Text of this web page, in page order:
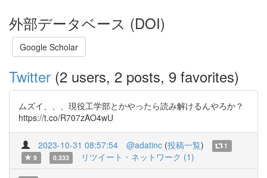
外部データベース (DOI)
Google Scholar
Twitter (2 users, 2 posts, 9 favorites)
ムズイ、、、現役工学部とかやったら読み解けるんやろか？
https://t.co/R707zAO4wU
2023-10-31 08:57:54 @adatinc (投稿一覧)
1
9
0.333 リツイート・ネットワーク (1)